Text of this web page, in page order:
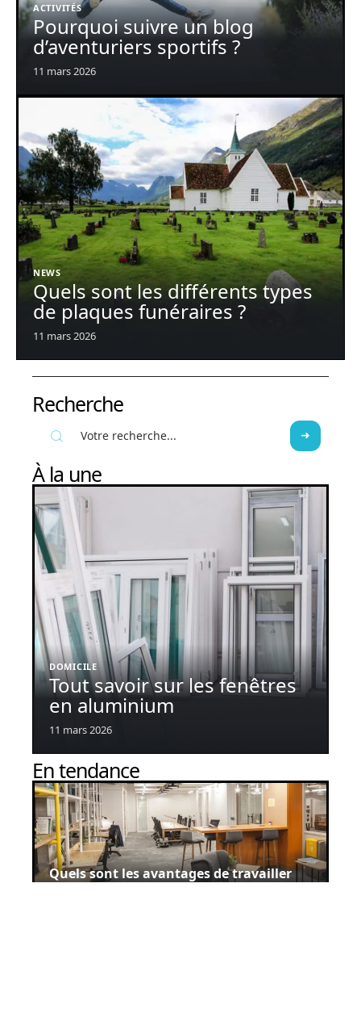
ACTIVITÉS
Pourquoi suivre un blog
d’aventuriers sportifs ?
11 mars 2026
NEWS
Quels sont les différents types
de plaques funéraires ?
11 mars 2026
Recherche
À la une
DOMICILE
Tout savoir sur les fenêtres
en aluminium
11 mars 2026
En tendance
Quels sont les avantages de travailler
dans un espace Meeting Point ?